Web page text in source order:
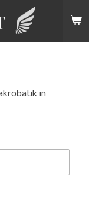
in